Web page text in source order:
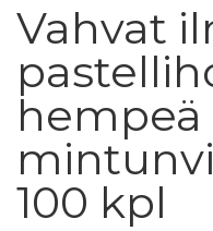
Vahvat
hempeä
100 kpl